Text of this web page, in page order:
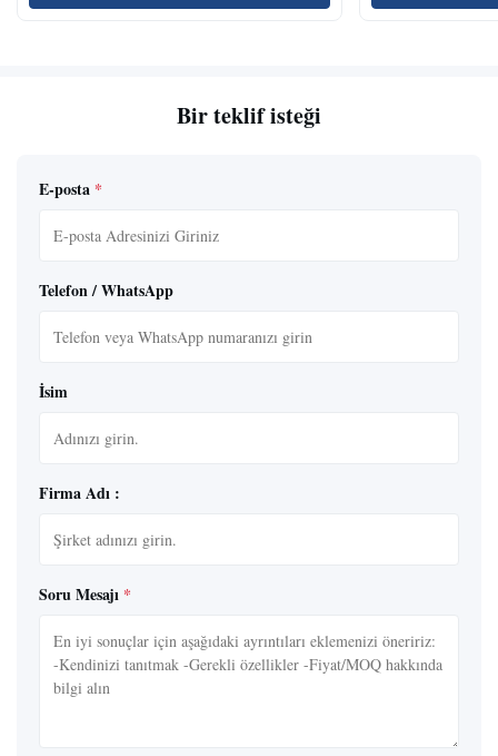
Bir teklif isteği
E-posta *
Telefon / WhatsApp
İsim
Firma Adı :
Soru Mesajı *